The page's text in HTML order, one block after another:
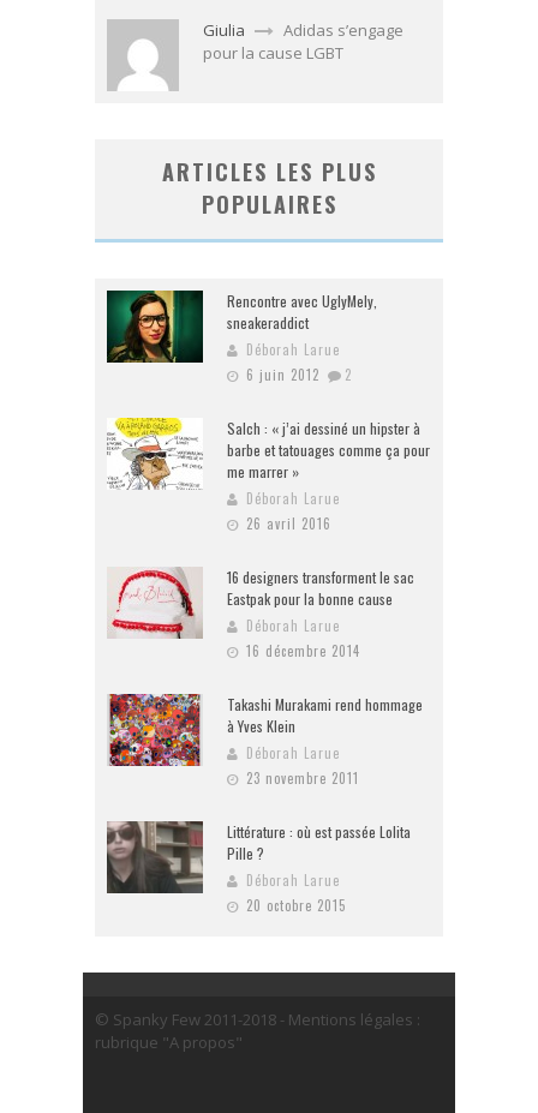
Giulia
Adidas s’engage
pour la cause LGBT
ARTICLES LES PLUS
POPULAIRES
Rencontre avec UglyMely,
sneakeraddict
Déborah Larue
6 juin 2012
2
Salch : « j’ai dessiné un hipster à
barbe et tatouages comme ça pour
me marrer »
Déborah Larue
26 avril 2016
16 designers transforment le sac
Eastpak pour la bonne cause
Déborah Larue
16 décembre 2014
Takashi Murakami rend hommage
à Yves Klein
Déborah Larue
23 novembre 2011
Littérature : où est passée Lolita
Pille ?
Déborah Larue
20 octobre 2015
© Spanky Few 2011-2018 - Mentions légales :
rubrique "A propos"